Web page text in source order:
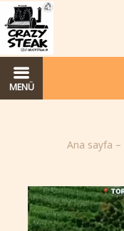
MENÜ
Ana sayfa –